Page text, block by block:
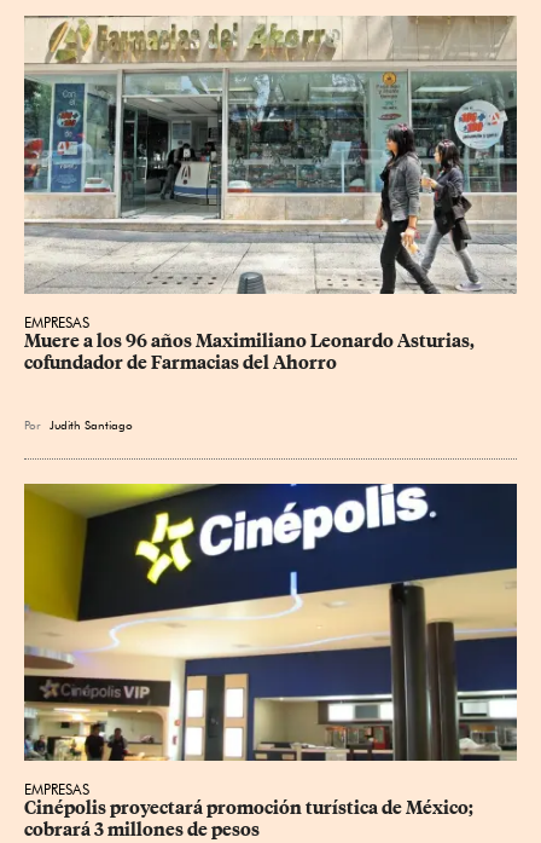
EMPRESAS
Muere a los 96 años Maximiliano Leonardo Asturias,
cofundador de Farmacias del Ahorro
Por Judith Santiago
EMPRESAS
Cinépolis proyectará promoción turística de México;
cobrará 3 millones de pesos